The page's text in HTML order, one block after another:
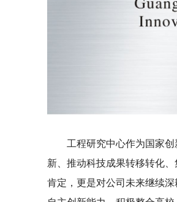
工程研究中心作为国家创
新、推动科技成果转移转化
肯定，更是对公司未来继续